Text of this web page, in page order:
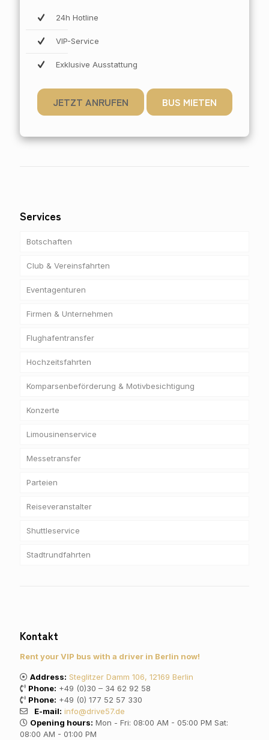
24h Hotline
VIP-Service
Exklusive Ausstattung
JETZT ANRUFEN BUS MIETEN
Services
Botschaften
Club & Vereinsfahrten
Eventagenturen
Firmen & Unternehmen
Flughafentransfer
Hochzeitsfahrten
Komparsenbeförderung & Motivbesichtigung
Konzerte
Limousinenservice
Messetransfer
Parteien
Reiseveranstalter
Shuttleservice
Stadtrundfahrten
Kontakt
Rent your VIP bus with a driver in Berlin now!
Address: Steglitzer Damm 106, 12169 Berlin
Phone: +49 (0)30 – 34 62 92 58
Phone: +49 (0) 177 52 57 330
E-mail: info@drive57.de
Opening hours: Mon - Fri: 08:00 AM - 05:00 PM Sat:
08:00 AM - 01:00 PM